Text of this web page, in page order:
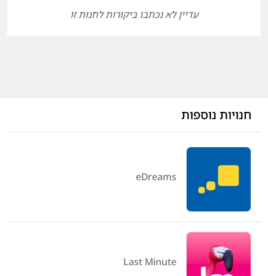
עדיין לא נכתבו ביקורות לחנות זו
חנויות נוספות
eDreams
Last Minute